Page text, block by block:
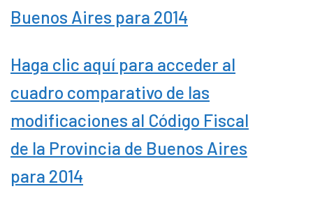
Buenos Aires para 2014
Haga clic aquí para acceder al
cuadro comparativo de las
modificaciones al Código Fiscal
de la Provincia de Buenos Aires
para 2014